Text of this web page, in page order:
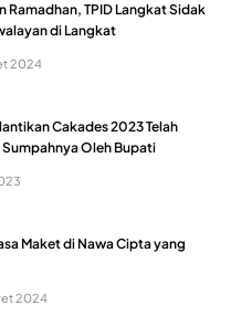
Ramadhan, TPID Langkat Sidak
di Langkat
2024
Cakades 2023 Telah
Oleh Bupati
Maket di Nawa Cipta yang
2024